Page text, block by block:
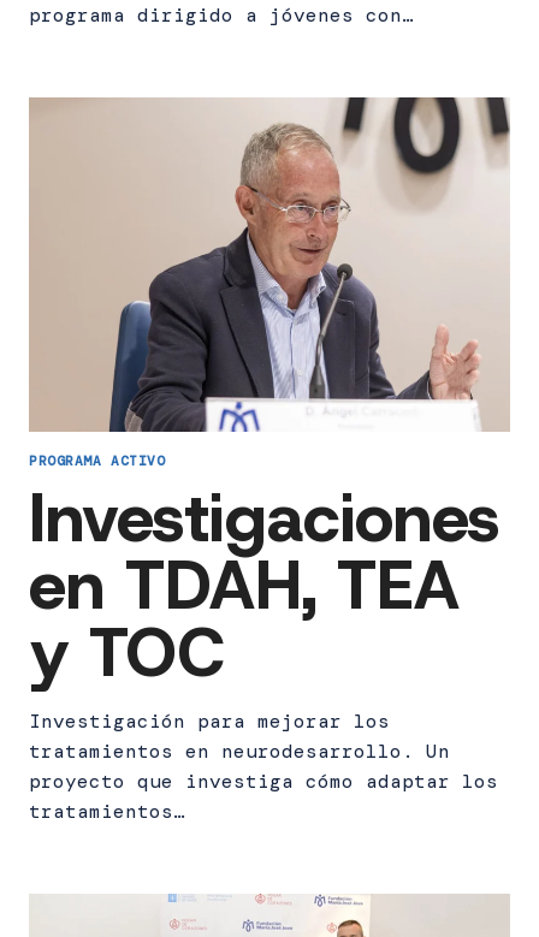
programa dirigido a jóvenes con…
PROGRAMA ACTIVO
Investigaciones
en TDAH, TEA
y TOC
Investigación para mejorar los
tratamientos en neurodesarrollo. Un
proyecto que investiga cómo adaptar los
tratamientos…